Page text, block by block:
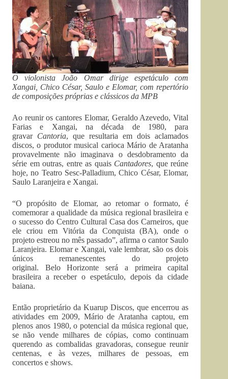
O violonista João Omar dirige espetáculo com
Xangai, Chico César, Saulo e Elomar, com repertório
de composições próprias e clássicos da MPB
Ao reunir os cantores Elomar, Geraldo Azevedo, Vital
Farias e Xangai, na década de 1980, para
gravar Cantoria, que resultaria em dois aclamados
discos, o produtor musical carioca Mário de Aratanha
provavelmente não imaginava o desdobramento da
série em outras, entre as quais Cantadores, que reúne
hoje, no Teatro Sesc-Palladium, Chico César, Elomar,
Saulo Laranjeira e Xangai.
“O propósito de Elomar, ao retomar o formato, é
comemorar a qualidade da música regional brasileira e
o sucesso do Centro Cultural Casa dos Carneiros, que
ele criou em Vitória da Conquista (BA), onde o
projeto estreou no mês passado”, afirma o cantor Saulo
Laranjeira. Elomar e Xangai, vale lembrar, são os dois
únicos remanescentes do projeto
original. Belo Horizonte será a primeira capital
brasileira a receber o espetáculo, depois da cidade
baiana.
Então proprietário da Kuarup Discos, que encerrou as
atividades em 2009, Mário de Aratanha captou, em
plenos anos 1980, o potencial da música regional que,
se não vende milhares de cópias, como continuam
querendo as combalidas gravadoras, consegue reunir
centenas, e às vezes, milhares de pessoas, em
concertos e shows.